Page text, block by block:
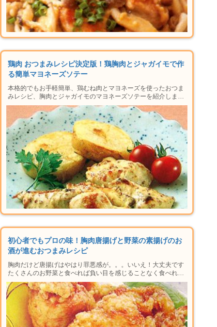
鶏肉 おつまみレシピ決定版！鶏胸肉とジャガイモで作
る簡単マヨネーズソテー
本格的でもお手軽簡単、鶏むね肉とマヨネーズを使ったおつま
みレシピ、胸肉とジャガイモのマヨネーズソテーを紹介しま
す。材料や手順はもちろん、作り方や下準備のコツ、むね肉を
しっとりジューシーに仕上げるコツやマヨネーズが分離しない
ポイント、野菜いっぱいの健康アレンジ、保存方法など楽しい
晩酌タイムに必要な情報が盛りだくさん。おかずにも使えるレ
シピなの晩御飯にもおすすめ♪家で本格居酒屋メニューができ
ちゃう人気のシリーズです！
初心者でもプロの味！胸肉唐揚げと野菜の素揚げのお
酒が進むおつまみレシピ
胸肉だけど唐揚げはやはり罪悪感が。。。いいえ！大丈夫です
たくさんのお野菜と食べれば負い目を感じることなく食べれま
すよ！！お手軽簡単、鶏むね肉と野菜を使ったおつまみレシ
ピ、鶏むね肉のから揚げと野菜の素揚げを紹介します。材料や
手順はもちろん、焼き方や下準備のコツ、アレンジレシピ、お
つまみに合うお酒の紹介など楽しい晩酌タイムに必要な情報が
盛りだくさん。おかずにも使えるレシピなの晩御飯にもおすす
め♪